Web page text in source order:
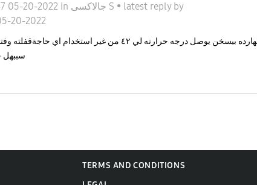
05-20-2022 in جالاكسى S • latest reply by
20-2022
التليفون انهارده بيسخن يوصل درجه حرارته لي ٤٢ من غير
سببهل
TERMS AND CONDITIONS